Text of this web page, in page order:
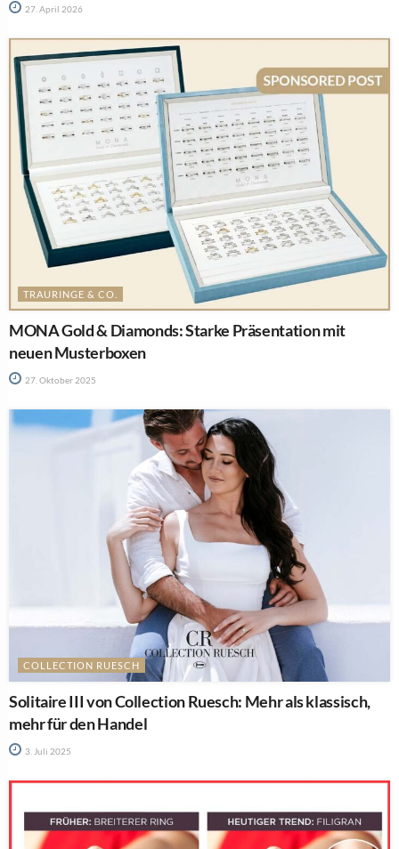
27. April 2026
TRAURINGE & CO.
MONA Gold & Diamonds: Starke Präsentation mit
neuen Musterboxen
27. Oktober 2025
COLLECTION RUESCH
Solitaire III von Collection Ruesch: Mehr als klassisch,
mehr für den Handel
3. Juli 2025